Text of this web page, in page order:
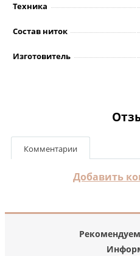
Техника
Состав ниток
Изготовитель
Комментарии
Добавить